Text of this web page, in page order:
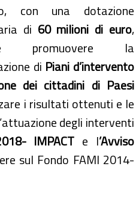
con una dotazione
di 60 milioni di euro,
promuovere la
di Piani d’intervento
dei cittadini di Paesi
i risultati ottenuti e le
degli interventi
IMPACT e l’Avviso
sul Fondo FAMI 2014-